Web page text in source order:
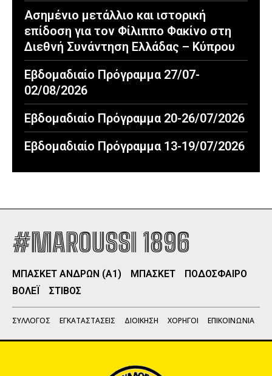
Ασημένιο μετάλλιο και ιστορική
επίδοση για τον Φίλιππο Φακίνο στη
Διεθνή Συνάντηση Ελλάδας – Κύπρου
Εβδομαδιαίο Πρόγραμμα 27/07-
02/08/2026
Εβδομαδιαίο Πρόγραμμα 20-26/07/2026
Εβδομαδιαίο Πρόγραμμα 13-19/07/2026
#MAROUSSI 1896
ΜΠΑΣΚΕΤ ΑΝΔΡΩΝ (Α1) ΜΠΑΣΚΕΤ
ΠΟΔΟΣΦΑΙΡΟ
ΒΟΛΕΪ
ΣΤΙΒΟΣ
ΣΥΛΛΟΓΟΣ ΕΓΚΑΤΑΣΤΑΣΕΙΣ ΔΙΟΙΚΗΣΗ ΧΟΡΗΓΟΙ ΕΠΙΚΟΙΝΩΝΙΑ